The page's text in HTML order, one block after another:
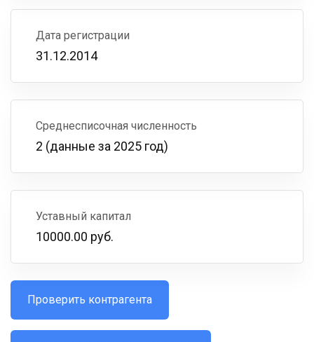
Дата регистрации
31.12.2014
Среднесписочная численность
2 (данные за 2025 год)
Уставный капитал
10000.00 руб.
Проверить контрагента